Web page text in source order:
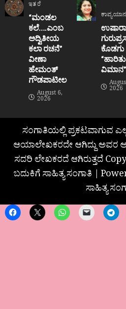
ಇತರೆ
“ಮಂಡಲ
ಕಲೆ….ಎಂಬ
ಅದ್ವಿತೀಯ
ಕಲಾ ರಚನೆ”‌
ವೀಣಾ
ಹೇಮಂತ್‌
ಗೌಡಪಾಟೀಲ
August 6,
2026
ಕಾವ್ಯಯಾನ
ಕೊಡಗು
“ಹಾರಿತು
ವಿಮಾನ”
2026
ಸಂಗಾತಿಯಲ್ಲಿ ಪ್ರಕಟವಾಗುವ
ಆಯಾಲೇಖಕರದೇ ಆಗಿದ್ದು ಅವರ
ಸದರಿ ಲೇಖಕರದೆ ಆಗಿರುತ್ತದೆ
ಬದುಕಿಗೆ ಸಾಹಿತ್ಯ ಸಂಗಾತಿ |
ಸಾಹಿತ್ಯ